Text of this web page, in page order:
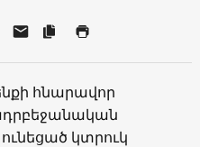
հնարավոր
կտրուկ